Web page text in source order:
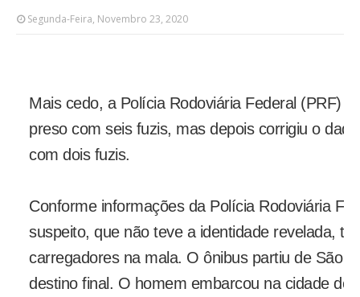
Segunda-Feira, Novembro 23, 2020
Mais cedo, a Polícia Rodoviária Federal (PRF)
preso com seis fuzis, mas depois corrigiu o
com dois fuzis.
Conforme informações da Polícia Rodoviária
suspeito, que não teve a identidade revelada,
carregadores na mala. O ônibus partiu de São
destino final. O homem embarcou na cidade de